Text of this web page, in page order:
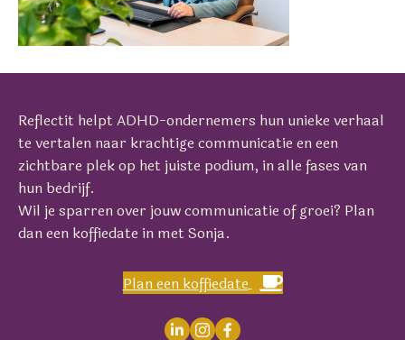
Reflectit helpt ADHD-ondernemers hun unieke verhaal
te vertalen naar krachtige communicatie en een
zichtbare plek op het juiste podium, in alle fases van
hun bedrijf.
Wil je sparren over jouw communicatie of groei? Plan
dan een koffiedate in met Sonja.
Plan een koffiedate